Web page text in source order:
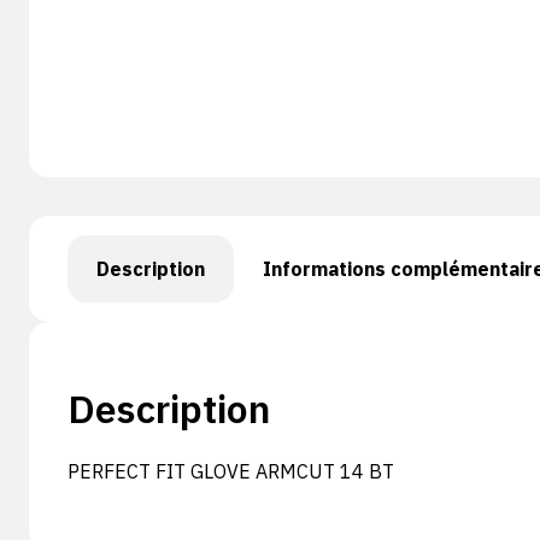
Description Informations
Description
PERFECT FIT GLOVE ARMCUT 14 BT